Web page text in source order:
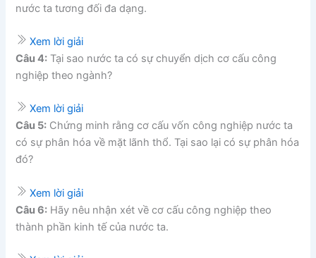
nước ta tương đối đa dạng.
Xem lời giải
Câu 4: Tại sao nước ta có sự chuyển dịch cơ cấu công
nghiệp theo ngành?
Xem lời giải
Câu 5: Chứng minh rằng cơ cấu vốn công nghiệp nước ta
có sự phân hóa về mặt lãnh thổ. Tại sao lại có sự phân hóa
đó?
Xem lời giải
Câu 6: Hãy nêu nhận xét về cơ cấu công nghiệp theo
thành phần kinh tế của nước ta.